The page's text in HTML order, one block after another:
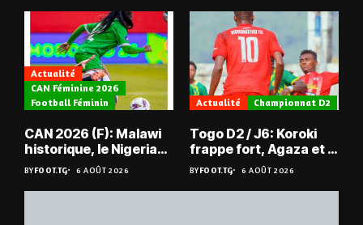
Actualité
CAN Féminine 2026
Football Féminin
CAN 2026 (F): Malawi
historique, le Nigeria
sauvé, la Zambie
éliminée
BYFOOT.TG 6 AOÛT 2026
Actualité Championnat D2
Togo D2 / J6: Koroki
frappe fort, Agaza et la
JCA assurent,
suspense avant Sara
FC – Doumbé FC
BYFOOT.TG 6 AOÛT 2026